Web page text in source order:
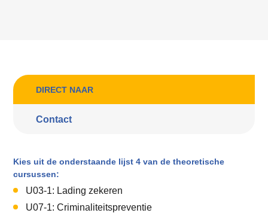
DIRECT NAAR
Contact
Kies uit de onderstaande lijst 4 van de theoretische
cursussen:
U03-1: Lading zekeren
U07-1: Criminaliteitspreventie